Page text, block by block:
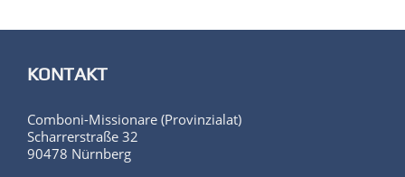
KONTAKT
Comboni-Missionare (Provinzialat)
Scharrerstraße 32
90478 Nürnberg